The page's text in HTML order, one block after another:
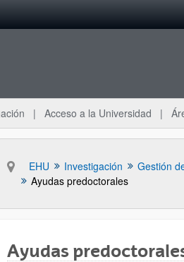
Acceso a la Universidad
EHU Investigación Gestión
Ayudas predoctorales
Ayudas